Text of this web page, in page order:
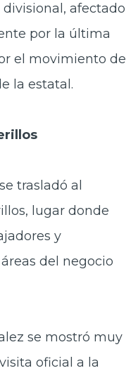
afectado
por la última
el movimiento de
la estatal.
trasladó al
lugar donde
y
del negocio
se mostró muy
oficial a la